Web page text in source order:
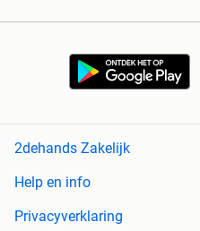
2dehands Zakelijk
Help en info
Privacyverklaring